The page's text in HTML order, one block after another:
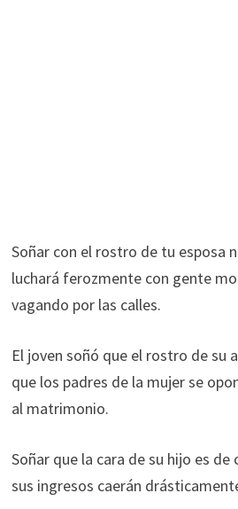
Soñar con el rostro de tu esposa
luchará ferozmente con gente
vagando por las calles.
El joven soñó que el rostro de su
que los padres de la mujer se
al matrimonio.
Soñar que la cara de su hijo es
sus ingresos caerán